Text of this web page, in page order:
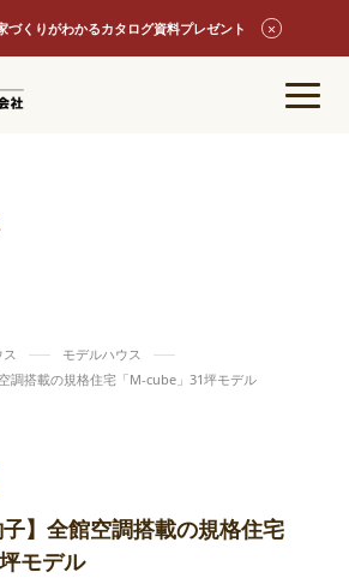
づくりがわかるカタログ資料プレゼント
ス
モデルハウス
調搭載の規格住宅「M-cube」31坪モデル
子】全館空調搭載の規格住宅
モデル